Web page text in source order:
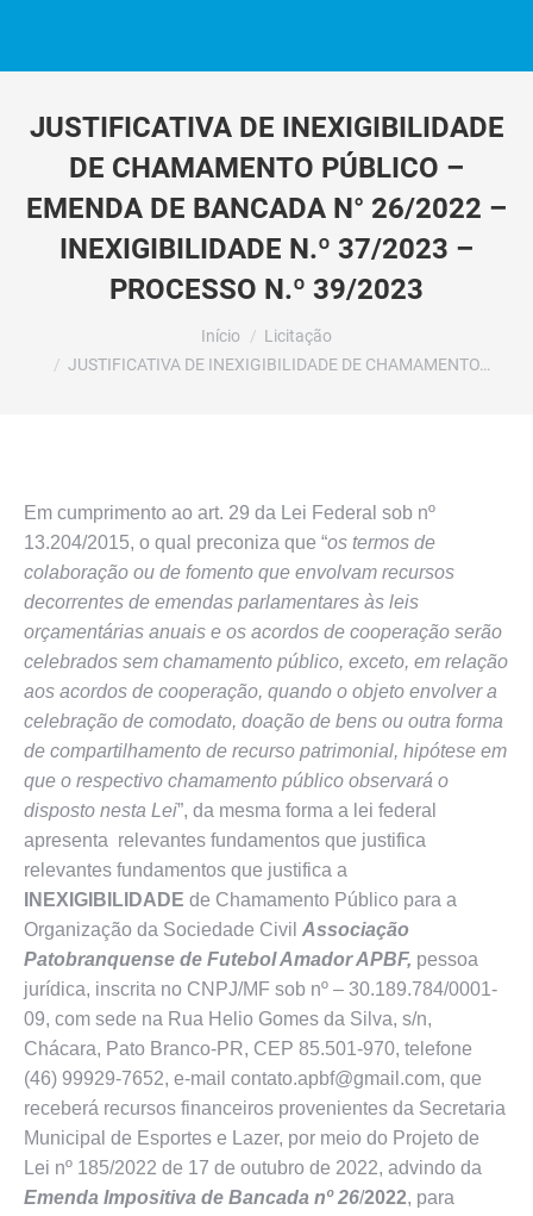
JUSTIFICATIVA DE INEXIGIBILIDADE
DE CHAMAMENTO PÚBLICO –
EMENDA DE BANCADA N° 26/2022 –
INEXIGIBILIDADE N.º 37/2023 –
PROCESSO N.º 39/2023
Início
Licitação
JUSTIFICATIVA DE INEXIGIBILIDADE DE CHAMAMENTO…
Em cumprimento ao art. 29 da Lei Federal sob nº
13.204/2015, o qual preconiza que “os termos de
colaboração ou de fomento que envolvam recursos
decorrentes de emendas parlamentares às leis
orçamentárias anuais e os acordos de cooperação serão
celebrados sem chamamento público, exceto, em relação
aos acordos de cooperação, quando o objeto envolver a
celebração de comodato, doação de bens ou outra forma
de compartilhamento de recurso patrimonial, hipótese em
que o respectivo chamamento público observará o
disposto nesta Lei”, da mesma forma a lei federal
apresenta relevantes fundamentos que justifica
relevantes fundamentos que justifica a
INEXIGIBILIDADE de Chamamento Público para a
Organização da Sociedade Civil Associação
Patobranquense de Futebol Amador APBF, pessoa
jurídica, inscrita no CNPJ/MF sob nº – 30.189.784/0001-
09, com sede na Rua Helio Gomes da Silva, s/n,
Chácara, Pato Branco-PR, CEP 85.501-970, telefone
(46) 99929-7652, e-mail contato.apbf@gmail.com, que
receberá recursos financeiros provenientes da Secretaria
Municipal de Esportes e Lazer, por meio do Projeto de
Lei nº 185/2022 de 17 de outubro de 2022, advindo da
Emenda Impositiva de Bancada nº 26/2022, para